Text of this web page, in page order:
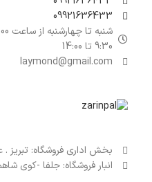
09921636433
9:30 تا 14:00
laymond@gmail.com
بخش اداری فروشگاه: تبریز
انبار فروشگاه: جلفا -کوی